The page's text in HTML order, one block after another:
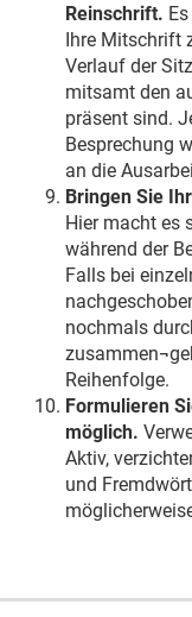
Reinschrift.
Ihre Mitschrift
Verlauf der
mitsamt den
präsent sind.
Besprechung
an die
Bringen Sie
Hier macht es
während der
Falls bei
nochmals
Reihenfolge.
Formulieren
möglich.
Aktiv,
und